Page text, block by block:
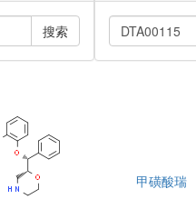
搜索
甲磺酸瑞